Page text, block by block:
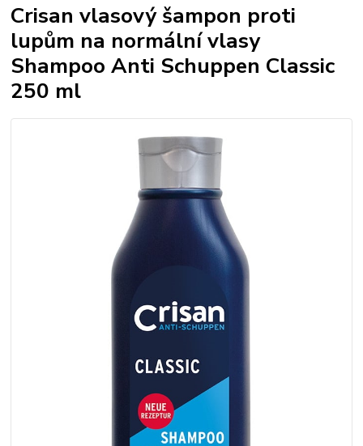
Crisan vlasový šampon proti
lupům na normální vlasy
Shampoo Anti Schuppen Classic
250 ml